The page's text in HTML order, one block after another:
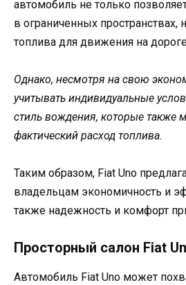
автомобиль не только
в ограниченных пространствах,
топлива для движения на
Однако, несмотря на свою
учитывать индивидуальные
стиль вождения, которые также
фактический расход топлива.
Таким образом, Fiat Uno
владельцам экономичность и
также надежность и комфорт
Просторный салон Fiat
Автомобиль Fiat Uno может